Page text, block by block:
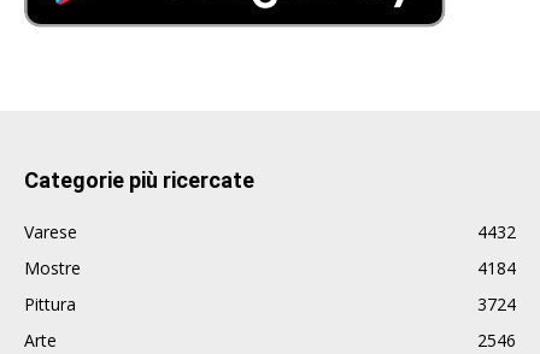
Categorie più ricercate
Varese
4432
Mostre
4184
Pittura
3724
Arte
2546